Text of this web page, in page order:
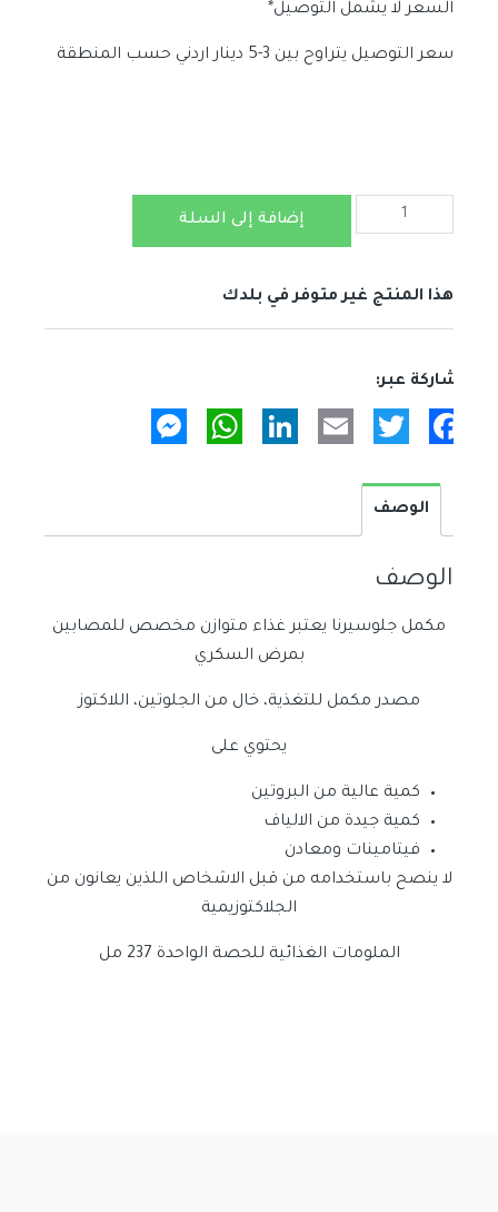
السعر لا يشمل التوصيل*
سعر التوصيل يتراوح بين 3-5 دينار اردني حسب المنطقة
مكمل
إضافة إلى السلة
هذا المنتج غير متوفر في بلدك
Facebook
Twitter
LinkedIn
WhatsApp
الوصف
الوصف
مكمل جلوسيرنا يعتبر غذاء متوازن مخصص للمصابين
بمرض السكري
مصدر مكمل للتغذية، خال من الجلوتين، اللاكتوز
يحتوي على
كمية عالية من البروتين
كمية جيدة من الالياف
فيتامينات ومعادن
لا ينصح باستخدامه من قبل الاشخاص اللذين يعانون من
الجلاكتوزيمية
الملومات الغذائية للحصة الواحدة 237 مل